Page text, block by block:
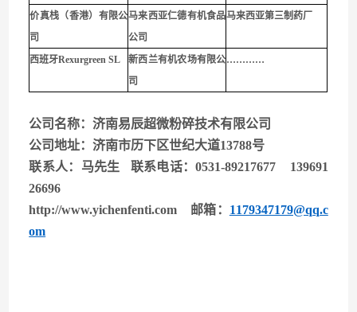
价真栈（香港）有限公
司
马来西亚仁德有机食品
公司
马来西亚第三制药厂
西班牙Rexurgreen SL
新西兰有机农场有限公
司
…………
公司名称：济南易辰超微粉碎技术有限公司
公司地址：济南市历下区世纪大道13788号
联系人：马先生 联系电话：0531-89217677 139691
26696
http://www.yichenfenti.com
邮箱： 1179347179@qq.c
om